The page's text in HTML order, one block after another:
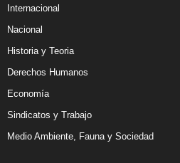
Internacional
Nacional
Historia y Teoria
Derechos Humanos
Economía
Sindicatos y Trabajo
Medio Ambiente, Fauna y Sociedad